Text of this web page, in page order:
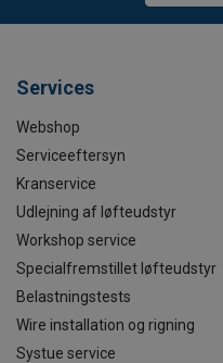
Services
Webshop
Serviceeftersyn
Kranservice
Udlejning af løfteudstyr
Workshop service
Specialfremstillet løfteudstyr
Belastningstests
Wire installation og rigning
Systue service